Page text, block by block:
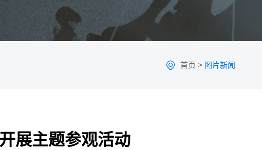
首页 > 图片新闻
展主题参观活动